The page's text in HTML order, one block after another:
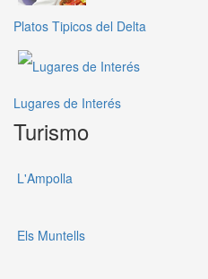
Platos Tipicos del Delta
Lugares de Interés
Turismo
L'Ampolla
Els Muntells